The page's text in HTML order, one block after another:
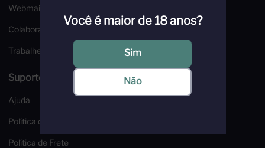
Webmail
Colaborador
Trabalhe Conosco
Suporte e Segurança
Ajuda
Política de Troca e Devoluções
Política de Frete
Você é maior de 18 anos?
Sim
Não